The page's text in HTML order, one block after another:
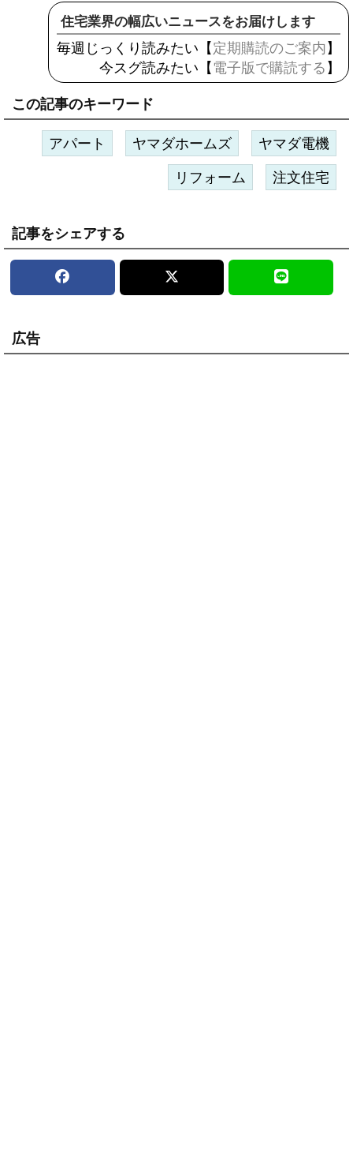
住宅業界の幅広いニュースをお届けします
毎週じっくり読みたい【 定期購読のご案内 】
今スグ読みたい【 電子版で購読する 】
この記事のキーワード
アパート ヤマダホームズ ヤマダ電機
リフォーム 注文住宅
記事をシェアする
広告